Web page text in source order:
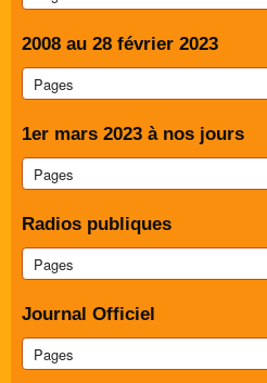
2008 au 28 février 2023
1er mars 2023 à nos jours
Radios publiques
Journal Officiel